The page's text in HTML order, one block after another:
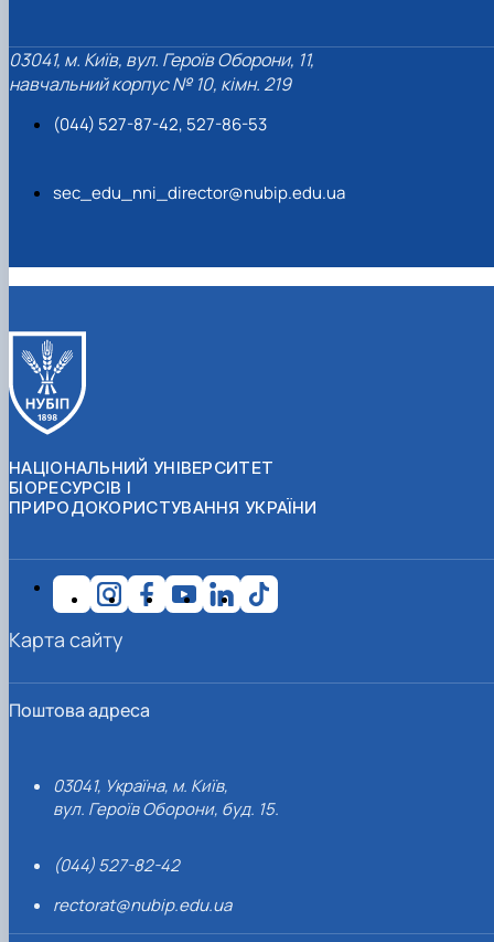
03041, м. Київ, вул. Героїв Оборони, 11,
навчальний корпус № 10, кімн. 219
(044) 527-87-42, 527-86-53
sec_edu_nni_director@nubip.edu.ua
НАЦІОНАЛЬНИЙ УНІВЕРСИТЕТ
БІОРЕСУРСІВ І
ПРИРОДОКОРИСТУВАННЯ УКРАЇНИ
Поштова адреса
03041, Україна, м. Київ,
вул. Героїв Оборони, буд. 15.
(044) 527-82-42
rectorat@nubip.edu.ua
Карта сайту